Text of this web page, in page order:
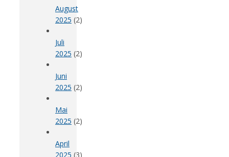
August
2025 (2)
Juli
2025 (2)
Juni
2025 (2)
Mai
2025 (2)
April
2025 (3)